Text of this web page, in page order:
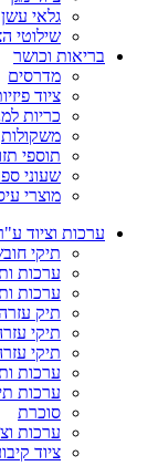
גלאי עשן
שילוטי
בריאות וכושר
מדרסים
ציוד
כריות
משקולות
תוספי
שעוני
מוצרי
ערכות וציוד
תיקי
ערכות
ערכות
תיק
תיקי
תיקי
ערכות
ערכות
סוכרת
ערכות
ציוד